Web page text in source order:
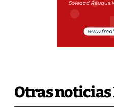
Otras